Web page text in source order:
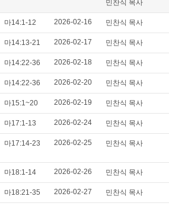
민찬식 목사
마14:1-12 2026-02-16 민찬식 목사
마14:13-21 2026-02-17 민찬식 목사
마14:22-36 2026-02-18 민찬식 목사
마14:22-36 2026-02-20 민찬식 목사
마15:1~20 2026-02-19 민찬식 목사
마17:1-13 2026-02-24 민찬식 목사
마17:14-23 2026-02-25 민찬식 목사
마18:1-14 2026-02-26 민찬식 목사
마18:21-35 2026-02-27 민찬식 목사